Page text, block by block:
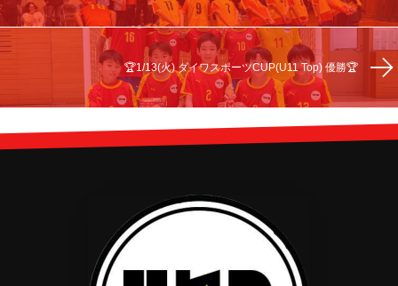
🏆1/13(火) ダイワスポーツCUP(U11 Top) 優勝🏆